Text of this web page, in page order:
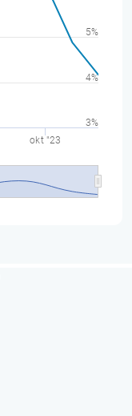
okt "23
3%
4%
5%